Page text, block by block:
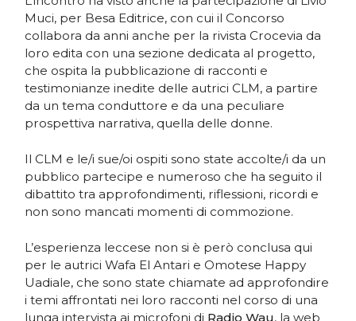
Muci, per Besa Editrice, con cui il Concorso
collabora da anni anche per la rivista Crocevia da
loro edita con una sezione dedicata al progetto,
che ospita la pubblicazione di racconti e
testimonianze inedite delle autrici CLM, a partire
da un tema conduttore e da una peculiare
prospettiva narrativa, quella delle donne.
Il CLM e le/i sue/oi ospiti sono state accolte/i da un
pubblico partecipe e numeroso che ha seguito il
dibattito tra approfondimenti, riflessioni, ricordi e
non sono mancati momenti di commozione.
L’esperienza leccese non si è però conclusa qui
per le autrici Wafa El Antari e Omotese Happy
Uadiale, che sono state chiamate ad approfondire
i temi affrontati nei loro racconti nel corso di una
lunga intervista ai microfoni di Radio Wau, la web